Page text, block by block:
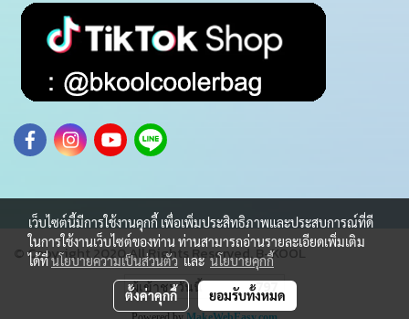
© Copyright 2020 All Rights Reserved. B-KOOL
ผู้เข้าชมวันนี้ 797
เว็บไซต์นี้มีการใช้งานคุกกี้ เพื่อเพิ่มประสิทธิภาพและประสบการณ์ที่ดี
ในการใช้งานเว็บไซต์ของท่าน ท่านสามารถอ่านรายละเอียดเพิ่มเติม
ได้ที่นโยบายความเป็นส่วนตัวและนโยบายคุกกี้
ตั้งค่าคุกกี้ ยอมรับทั้งหมด